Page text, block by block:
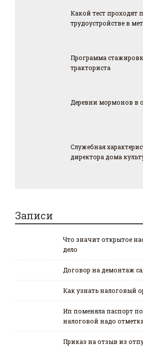
Какой тест проходят
трудоустройстве в
Программа
тракториста
Деревни мормонов в
Служебная
директора дома
Записи
Что значит открытое
дело
Договор на демонтаж
Как узнать налоговый
Ип поменяла паспорт
налоговой надо отметка
Приказ на отзыв из